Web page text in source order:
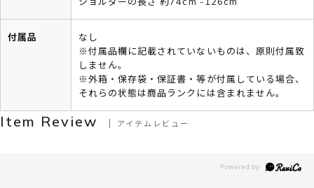
付属品
なし
※付属品欄に記載されていないものは、原則付属致
しません。
※外箱・保存袋・保証書・等が付属している場合、
それらの状態は商品ランクには含まれません。
Item Review アイテムレビュー